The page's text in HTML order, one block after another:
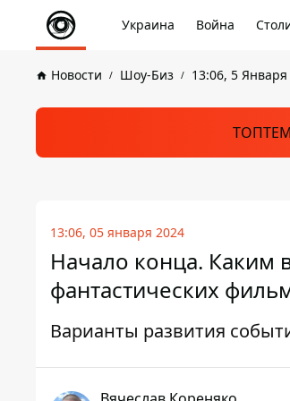
Украина Война
Новости Шоу-Биз 13:06, 5
13:06, 05 января 2024
Начало конца. Каким
фантастических
Варианты развития